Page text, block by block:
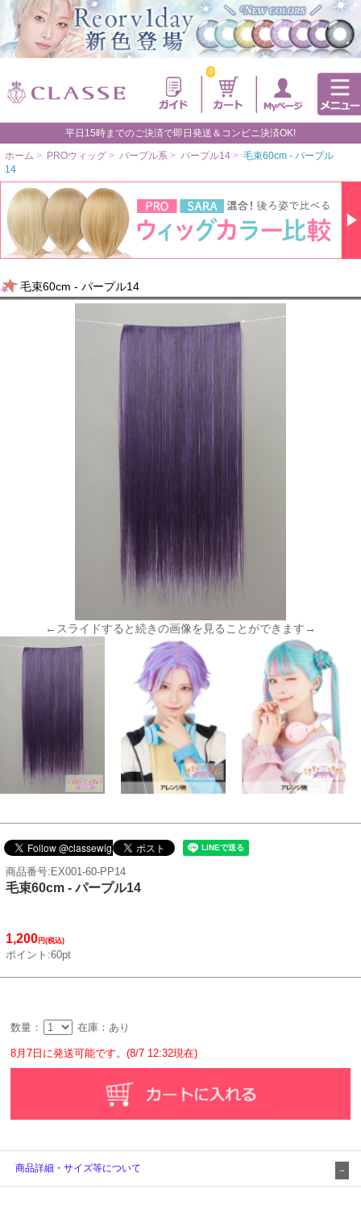
0
平日15時までのご決済で即日発送＆コンビニ決済OK!
ホーム > PROウィッグ > パープル系 > パープル14 > 毛束60cm - パープル
14
毛束60cm - パープル14
←スライドすると続きの画像を見ることができます→
商品番号:EX001-60-PP14
毛束60cm - パープル14
1,200円(税込)
ポイント:60pt
数量： 在庫：あり
8月7日に発送可能です。(8/7 12:32現在)
商品詳細・サイズ等について